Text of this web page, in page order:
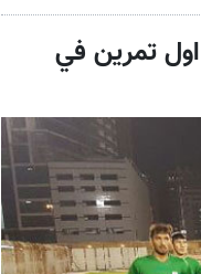
تمرين في